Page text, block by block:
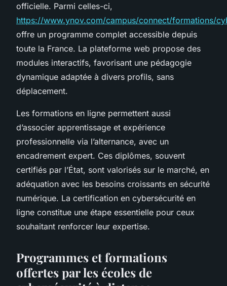
officielle. Parmi celles-ci,
https://www.ynov.com/campus/connect/formations/
offre un programme complet accessible depuis
toute la France. La plateforme web propose des
modules interactifs, favorisant une pédagogie
dynamique adaptée à divers profils, sans
déplacement.
Les formations en ligne permettent aussi
d’associer apprentissage et expérience
professionnelle via l’alternance, avec un
encadrement expert. Ces diplômes, souvent
certifiés par l’État, sont valorisés sur le marché, en
adéquation avec les besoins croissants en sécurité
numérique. La certification en cybersécurité en
ligne constitue une étape essentielle pour ceux
souhaitant renforcer leur expertise.
Programmes et formations
offertes par les écoles de